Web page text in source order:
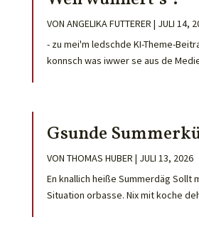
VON ANGELIKA FUTTERER | JULI 14,
- zu mei'm ledschde KI-Theme-
konnsch was iwwer se aus de
Gsunde
VON THOMAS HUBER | JULI 13, 2026
En knallich heiße Summerdäg Sollt
Situation orbasse. Nix mit koche